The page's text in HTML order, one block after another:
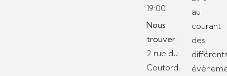
19:00
Nous
trouver :
2 rue du
Coutord,
au
courant
des